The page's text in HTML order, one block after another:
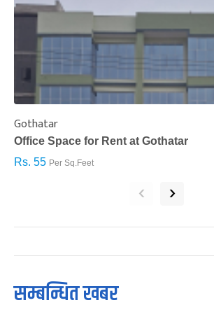
Gothatar
Office Space for Rent at Gothatar
Rs. 55 Per Sq.Feet
‹ ›
सम्बन्धित खबर